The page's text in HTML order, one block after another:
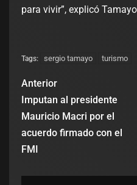
para vivir”, explicó
Tags: sergio tamayo turismo
Anterior
Imputan al presidente
Mauricio Macri por el
acuerdo firmado con el
FMI